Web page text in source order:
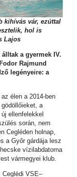
kihívás vár, ezúttal
hol is
Lajos
a gyermek IV.
Rajmund
legényeire: a
élen a 2014-ben
a
ellenfelekkel
során, nem
Cegléden holnap,
a Győr gárdája lesz
vízilabdatorna
vármegyei klub.
Ceglédi VSE–